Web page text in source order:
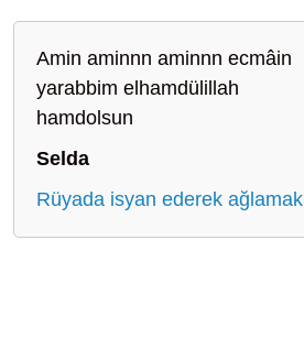
Amin aminnn aminnn ecmâin
yarabbim elhamdülillah
hamdolsun
Selda
Rüyada isyan ederek ağlamak